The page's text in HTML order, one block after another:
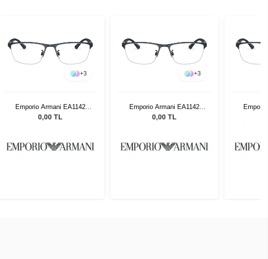
+3
Emporio Armani EA1142
3018 54
0,00 TL
+3
Emporio Armani EA1142
3018 54
0,00 TL